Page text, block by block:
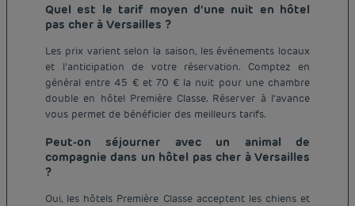
Quel est le tarif moyen d’une nuit en hôtel
pas cher à Versailles ?
Les prix varient selon la saison, les événements locaux
et l’anticipation de votre réservation. Comptez en
général entre 45 € et 70 € la nuit pour une chambre
double en hôtel Première Classe. Réserver à l’avance
vous permet de bénéficier des meilleurs tarifs.
Peut-on séjourner avec un animal de
compagnie dans un hôtel pas cher à Versailles
?
Oui, les hôtels Première Classe acceptent les chiens et